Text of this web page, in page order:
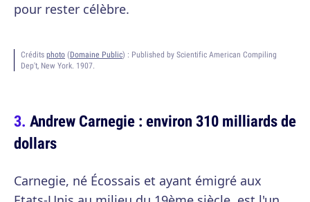
pour rester célèbre.
Crédits photo (Domaine Public) : Published by Scientific American Compiling
Dep't, New York. 1907.
Andrew Carnegie : environ 310 milliards de
dollars
Carnegie, né Écossais et ayant émigré aux